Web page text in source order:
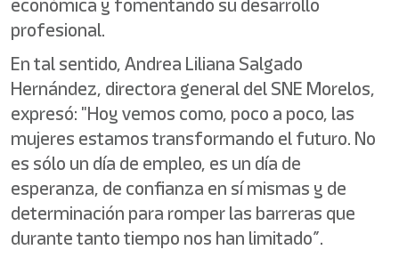
profesional.
En tal sentido, Andrea Liliana Salgado
Hernández, directora general del SNE Morelos,
expresó: "Hoy vemos como, poco a poco, las
mujeres estamos transformando el futuro. No
es sólo un día de empleo, es un día de
esperanza, de confianza en sí mismas y de
determinación para romper las barreras que
durante tanto tiempo nos han limitado”.